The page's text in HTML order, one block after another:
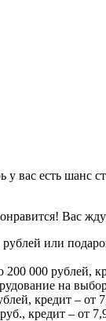
вас есть шанс
Вас
рублей или
200 000 рублей,
на
кредит –
кредит – от